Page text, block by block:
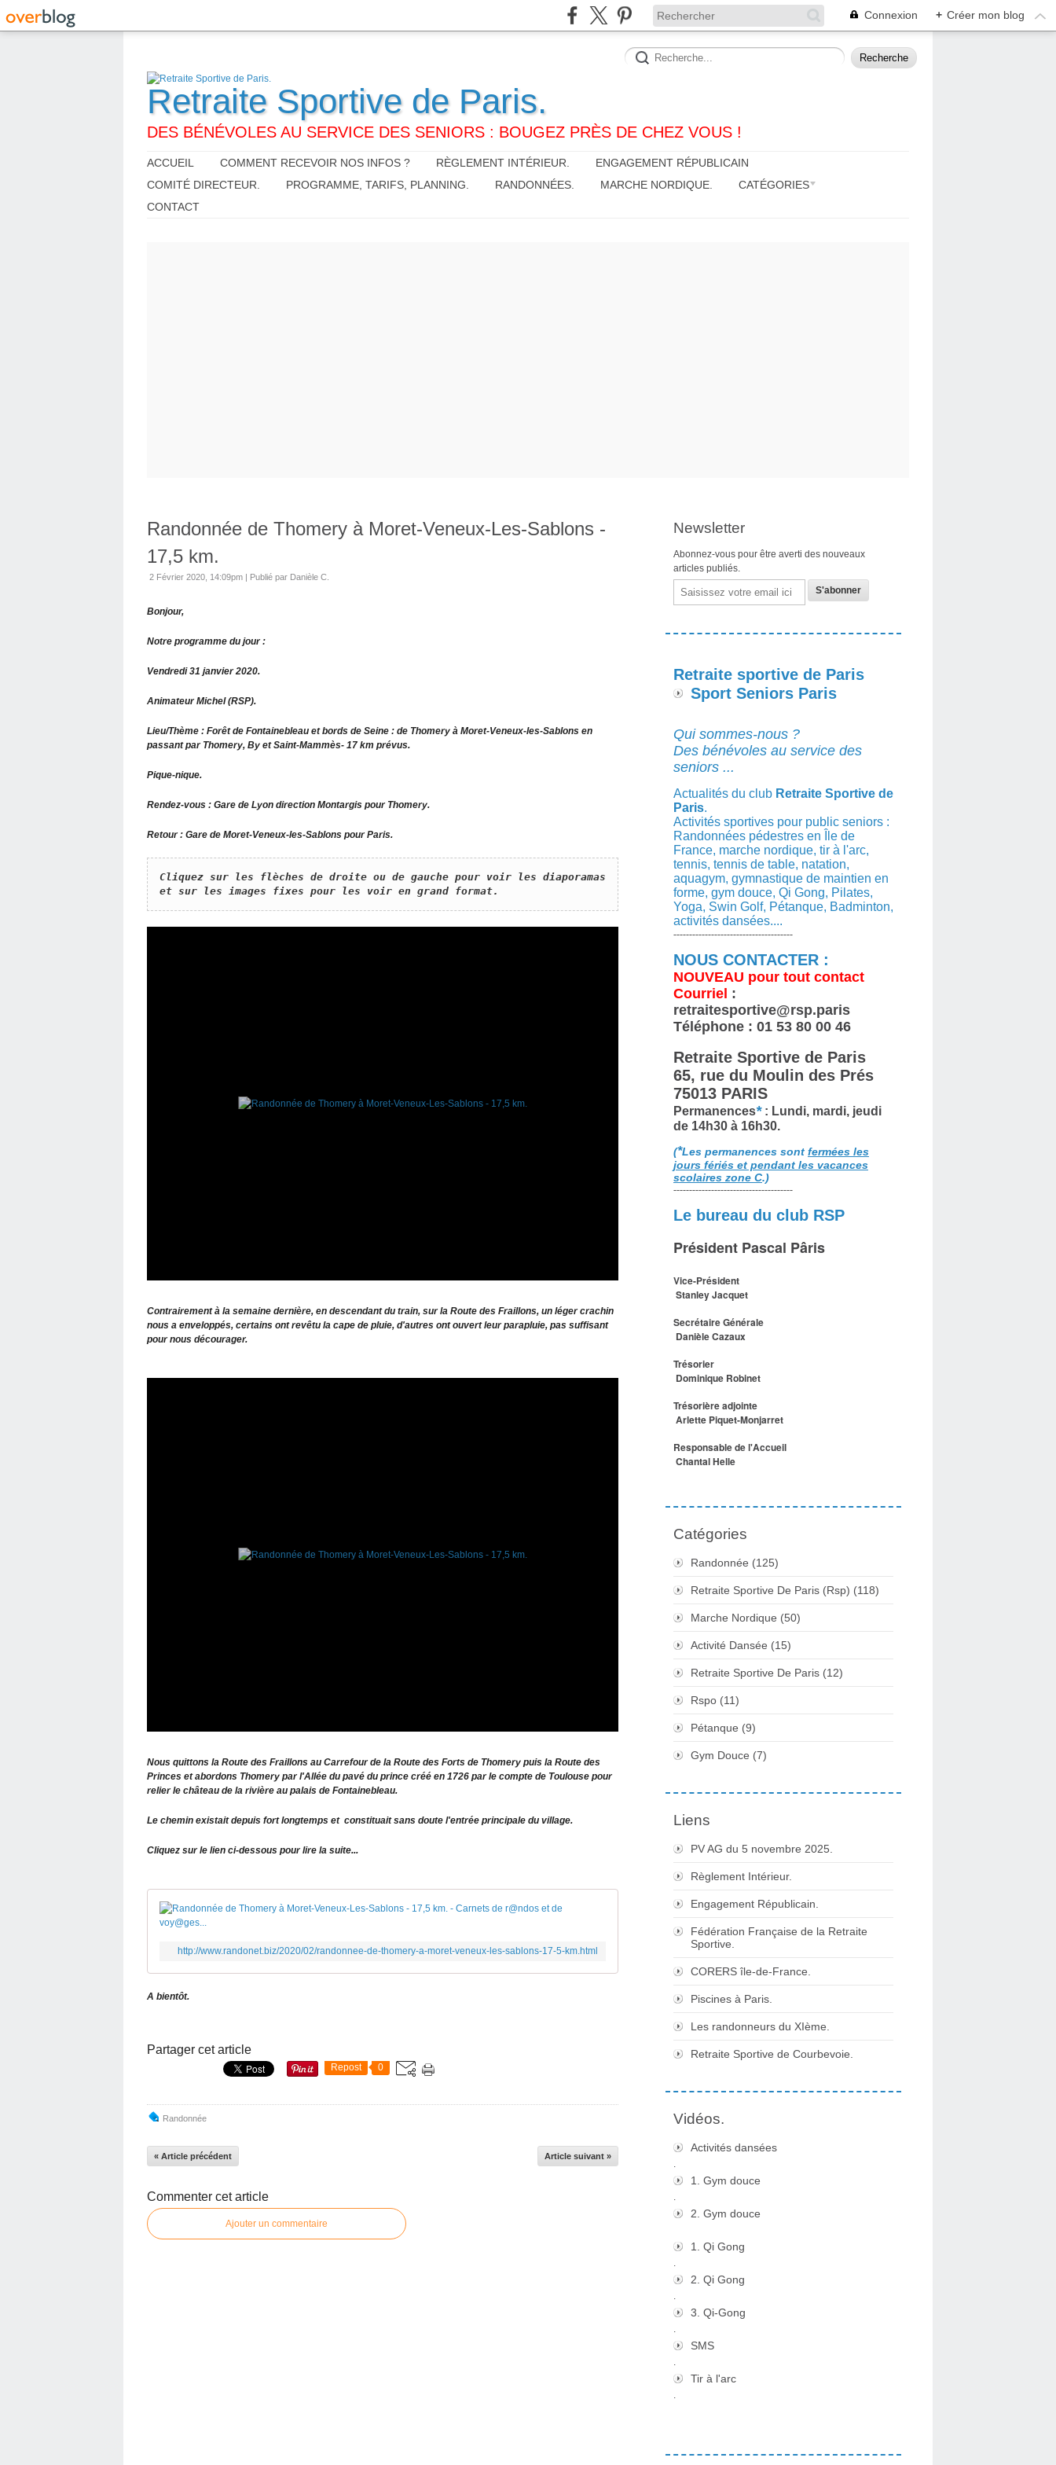
Connexion + Créer mon blog
Retraite Sportive de Paris.
DES BÉNÉVOLES AU SERVICE DES SENIORS : BOUGEZ PRÈS DE CHEZ VOUS !
ACCUEIL COMMENT RECEVOIR NOS INFOS ? RÈGLEMENT INTÉRIEUR.
ENGAGEMENT RÉPUBLICAIN
COMITÉ DIRECTEUR.
PROGRAMME, TARIFS, PLANNING. RANDONNÉES. MARCHE NORDIQUE.
CATÉGORIES
CONTACT
Randonnée de Thomery à Moret-Veneux-Les-Sablons -
17,5 km.
2 Février 2020, 14:09pm | Publié par Danièle C.
Bonjour,
Notre programme du jour :
Vendredi 31 janvier 2020.
Animateur Michel (RSP).
Lieu/Thème : Forêt de Fontainebleau et bords de Seine : de Thomery à Moret-Veneux-les-Sablons en
passant par Thomery, By et Saint-Mammès- 17 km prévus.
Pique-nique.
Rendez-vous : Gare de Lyon direction Montargis pour Thomery.
Retour : Gare de Moret-Veneux-les-Sablons pour Paris.
​Cliquez sur les flèches de droite ou de gauche pour voir les diaporamas
et sur les images fixes pour les voir en grand format.
Contrairement à la semaine dernière, en descendant du train, sur la Route des Fraillons, un léger crachin
nous a enveloppés, certains ont revêtu la cape de pluie, d'autres ont ouvert leur parapluie, pas suffisant
pour nous décourager.
Nous quittons la Route des Fraillons au Carrefour de la Route des Forts de Thomery puis la Route des
Princes et abordons Thomery par l'Allée du pavé du prince créé en 1726 par le compte de Toulouse pour
relier le château de la rivière au palais de Fontainebleau.
Le chemin existait depuis fort longtemps et constituait sans doute l'entrée principale du village.
Cliquez sur le lien ci-dessous pour lire la suite...
Randonnée de Thomery à Moret-Veneux-Les-Sablons - 17,5 km. - Carnets de r@ndos
http://www.randonet.biz/2020/02/randonnee-de-thomery-a-moret-veneux-les-sablons-17-5-km.html
A bientôt.
Partager cet article
Repost 0
Randonnée
« Article précédent Article suivant »
Commenter cet article
Ajouter un commentaire
Newsletter
Abonnez-vous pour être averti des nouveaux
articles publiés.
Email
Retraite sportive de Paris
Sport Seniors Paris
Qui sommes-nous ?
Des bénévoles au service des
seniors ...
Actualités du club Retraite Sportive de
Paris.
Activités sportives pour public seniors :
Randonnées pédestres en Île de
France, marche nordique, tir à l'arc,
tennis, tennis de table, natation,
aquagym, gymnastique de maintien en
forme, gym douce, Qi Gong, Pilates,
Yoga, Swin Golf, Pétanque, Badminton,
activités dansées....
--------------------------------------
NOUS CONTACTER :
NOUVEAU pour tout contact
Courriel :
retraitesportive@rsp.paris
Téléphone : 01 53 80 00 46
Retraite Sportive de Paris
65, rue du Moulin des Prés
75013 PARIS
Permanences*: Lundi, mardi, jeudi
de 14h30 à 16h30.
(*Les permanences sont fermées les
jours fériés et pendant les vacances
scolaires zone C.)
--------------------------------------
Le bureau du club RSP
Président Pascal Pâris
Vice-Président
Stanley Jacquet
Secrétaire Générale
Danièle Cazaux
Trésorier
Dominique Robinet
Trésorière adjointe
Arlette Piquet-Monjarret
Responsable de l'Accueil
Chantal Helle
Catégories
Randonnée (125)
Retraite Sportive De Paris (Rsp) (118)
Marche Nordique (50)
Activité Dansée (15)
Retraite Sportive De Paris (12)
Rspo (11)
Pétanque (9)
Gym Douce (7)
Liens
PV AG du 5 novembre 2025.
Règlement Intérieur.
Engagement Républicain.
Fédération Française de la Retraite
Sportive.
CORERS île-de-France.
Piscines à Paris.
Les randonneurs du XIème.
Retraite Sportive de Courbevoie.
Vidéos.
Activités dansées
.
1. Gym douce
.
2. Gym douce
1. Qi Gong
.
2. Qi Gong
.
3. Qi-Gong
.
SMS
.
Tir à l'arc
.